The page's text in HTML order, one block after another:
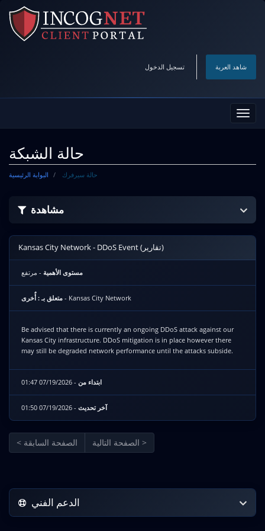
تسجيل الدخول شاهد العربة
تبديل
التنقل
حالة الشبكة
البوابة الرئيسية حالة سيرفرك
مشاهدة
Kansas City Network - DDoS Event (تقارير)
مستوى الأهمية - مرتفع
متعلق بـ : أٌخرى - Kansas City Network
Be advised that there is currently an ongoing DDoS attack against our
Kansas City infrastructure. DDoS mitigation is in place however there
may still be degraded network performance until the attacks subside.
ابتداء من - 07/19/2026 01:47
آخر تحديث - 07/19/2026 01:50
< الصفحة السابقة الصفحة التالية >
الدعم الفني